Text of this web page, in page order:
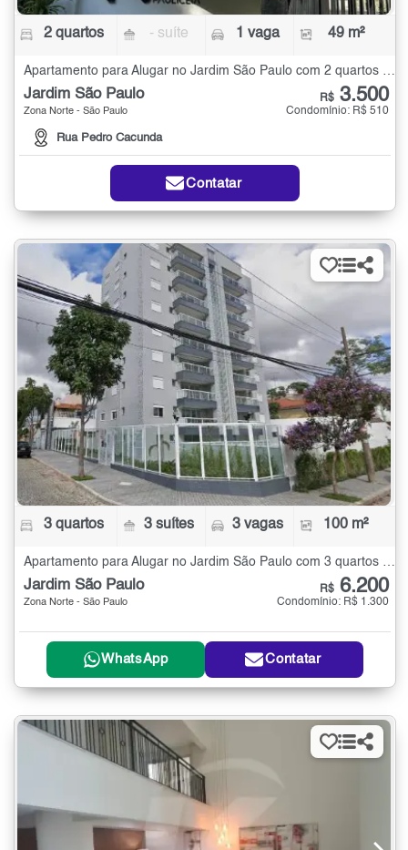
2 quartos - suíte 1 vaga 49 m²
Apartamento para Alugar no Jardim São Paulo com 2 quartos - 49 m²
Jardim São Paulo
Zona Norte - São Paulo
Rua Pedro Cacunda
R$ 3.500
Condomínio: R$ 510
Contatar
3 quartos 3 suítes 3 vagas 100 m²
Apartamento para Alugar no Jardim São Paulo com 3 quartos - 100 m²
Jardim São Paulo
Zona Norte - São Paulo
R$ 6.200
Condomínio: R$ 1.300
WhatsApp Contatar